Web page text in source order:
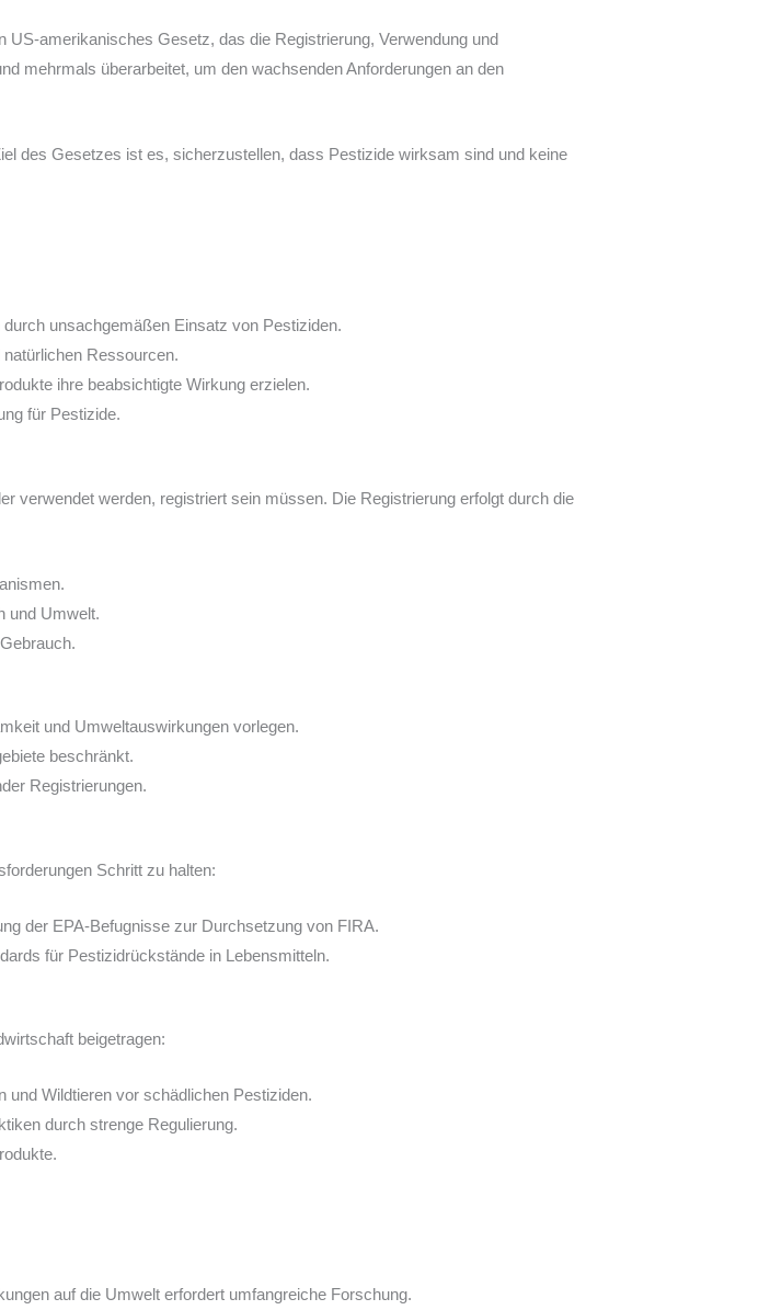
US-amerikanisches Gesetz, das die Registrierung, Verwendung und
mehrmals überarbeitet, um den wachsenden Anforderungen an den
des Gesetzes ist es, sicherzustellen, dass Pestizide wirksam sind und keine
unsachgemäßen Einsatz von Pestiziden.
Ressourcen.
ihre beabsichtigte Wirkung erzielen.
für Pestizide.
verwendet werden, registriert sein müssen. Die Registrierung erfolgt durch die
und Umwelt.
und Umweltauswirkungen vorlegen.
beschränkt.
Registrierungen.
Schritt zu halten:
der EPA-Befugnisse zur Durchsetzung von FIRA.
für Pestizidrückstände in Lebensmitteln.
beigetragen:
und Wildtieren vor schädlichen Pestiziden.
durch strenge Regulierung.
auf die Umwelt erfordert umfangreiche Forschung.